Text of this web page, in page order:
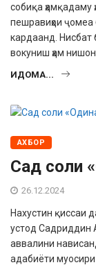
собиқа ҳамқадаму
пешравиҳои ҷомеа
кардаанд. Нисбат
вокуниш ҳам
ИДОМА...
АХБОР
Сад соли
26.12.2024
Нахустин қиссаи
устод Садрид­дин
аввалини
адабиёти